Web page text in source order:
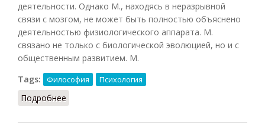
деятельности. Однако М., находясь в неразрывной
связи с мозгом, не может быть полностью объяснено
деятельностью физиологического аппарата. М.
связано не только с биологической эволюцией, но и с
общественным развитием. М.
Tags:
Философия Психология
Подробнее